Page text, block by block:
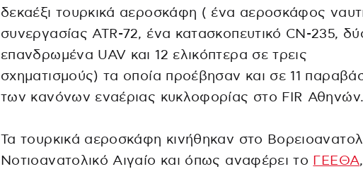
δεκαέξι τουρκικά αεροσκάφη ( ένα αεροσκάφος
συνεργασίας ATR-72, ένα κατασκοπευτικό CN-235,
επανδρωμένα UAV και 12 ελικόπτερα σε τρεις
σχηματισμούς) τα οποία προέβησαν και σε 11
των κανόνων εναέριας κυκλοφορίας στο FIR
Τα τουρκικά αεροσκάφη κινήθηκαν στο
Νοτιοανατολικό Αιγαίο και όπως αναφέρει το
ΓΕΕΘΑ,